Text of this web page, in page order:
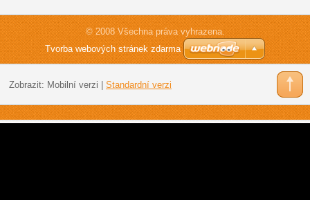
© 2008 Všechna práva vyhrazena.
Tvorba webových stránek zdarma
Zobrazit: Mobilní verzi Standardní verzi